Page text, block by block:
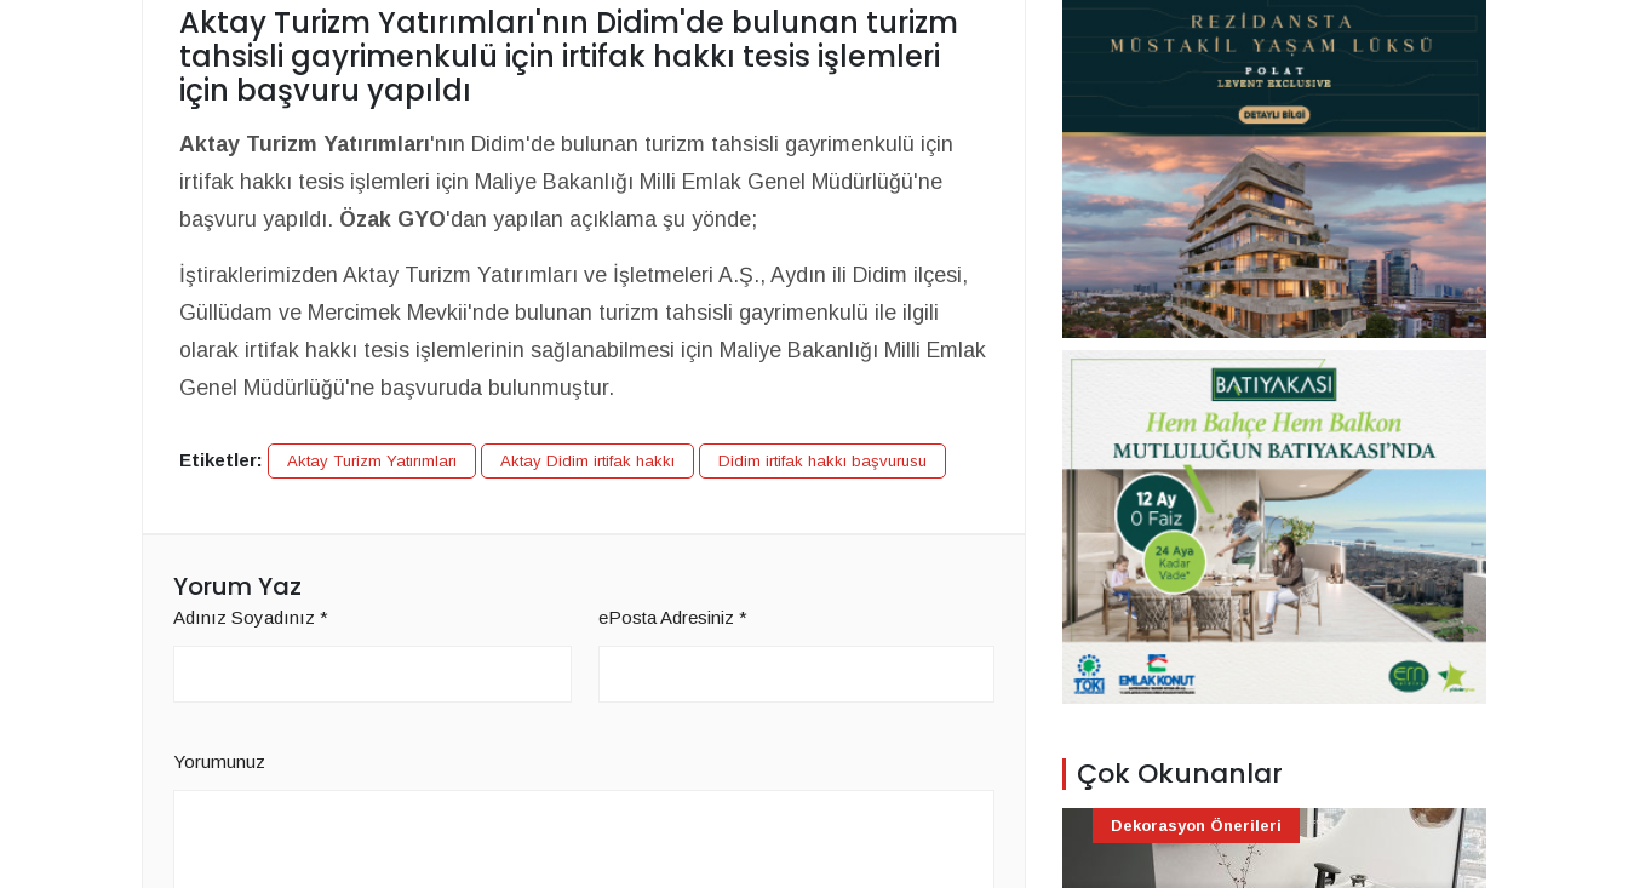
Aktay Turizm Yatırımları'nın Didim'de bulunan turizm
tahsisli gayrimenkulü için irtifak hakkı tesis işlemleri
için başvuru yapıldı
Aktay Turizm Yatırımları'nın Didim'de bulunan turizm tahsisli gayrimenkulü için
irtifak hakkı tesis işlemleri için Maliye Bakanlığı Milli Emlak Genel Müdürlüğü'ne
başvuru yapıldı. Özak GYO'dan yapılan açıklama şu yönde;
İştiraklerimizden Aktay Turizm Yatırımları ve İşletmeleri A.Ş., Aydın ili Didim ilçesi,
Güllüdam ve Mercimek Mevkii'nde bulunan turizm tahsisli gayrimenkulü ile ilgili
olarak irtifak hakkı tesis işlemlerinin sağlanabilmesi için Maliye Bakanlığı Milli Emlak
Genel Müdürlüğü'ne başvuruda bulunmuştur.
Etiketler: Aktay Turizm Yatırımları Aktay Didim irtifak hakkı Didim irtifak hakkı başvurusu
Yorum Yaz
Adınız Soyadınız * ePosta Adresiniz *
Yorumunuz Çok Okunanlar
Dekorasyon Önerileri